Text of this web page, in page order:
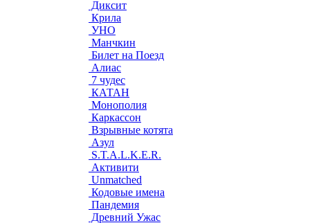
Диксит
Крила
УНО
Манчкин
Билет на Поезд
Алиас
7 чудес
КАТАН
Монополия
Каркассон
Взрывные котята
Азул
S.T.A.L.K.E.R.
Активити
Unmatched
Кодовые имена
Пандемия
Древний Ужас